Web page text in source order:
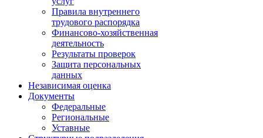
Правила внутреннего
трудового распорядка
Финансово-хозяйственная
деятельность
Результаты проверок
Защита персональных
данных
Независимая оценка
Документы
Федеральные
Региональные
Уставные